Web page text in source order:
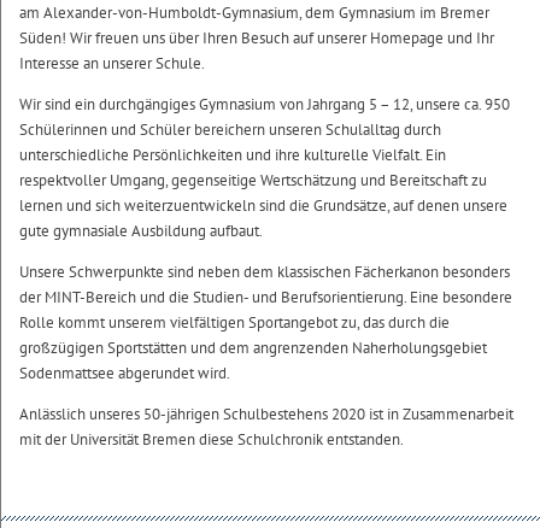
am Alexander-von-Humboldt-Gymnasium, dem Gymnasium im Bremer
Süden! Wir freuen uns über Ihren Besuch auf unserer Homepage und Ihr
Interesse an unserer Schule.
Wir sind ein durchgängiges Gymnasium von Jahrgang 5 – 12, unsere ca. 950
Schülerinnen und Schüler bereichern unseren Schulalltag durch
unterschiedliche Persönlichkeiten und ihre kulturelle Vielfalt. Ein
respektvoller Umgang, gegenseitige Wertschätzung und Bereitschaft zu
lernen und sich weiterzuentwickeln sind die Grundsätze, auf denen unsere
gute gymnasiale Ausbildung aufbaut.
Unsere Schwerpunkte sind neben dem klassischen Fächerkanon besonders
der MINT-Bereich und die Studien- und Berufsorientierung. Eine besondere
Rolle kommt unserem vielfältigen Sportangebot zu, das durch die
großzügigen Sportstätten und dem angrenzenden Naherholungsgebiet
Sodenmattsee abgerundet wird.
Anlässlich unseres 50-jährigen Schulbestehens 2020 ist in Zusammenarbeit
mit der Universität Bremen diese Schulchronik entstanden.